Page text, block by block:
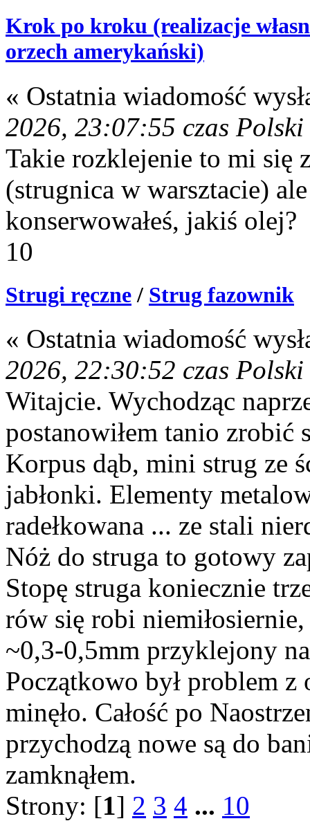
Krok po kroku (realizacje
orzech amerykański)
« Ostatnia wiadomość
2026, 23:07:55 czas Polski
Takie rozklejenie to mi się
(strugnica w warsztacie)
konserwowałeś, jakiś olej?
10
Strugi ręczne / Strug fazownik
« Ostatnia wiadomość
2026, 22:30:52 czas Polski
Witajcie. Wychodząc
postanowiłem tanio zrobić
Korpus dąb, mini strug ze
jabłonki. Elementy
radełkowana ... ze stali
Nóż do struga to gotowy
Stopę struga koniecznie
rów się robi
~0,3-0,5mm przyklejony
Początkowo był problem
minęło. Całość po
przychodzą nowe są do
zamknąłem.
Strony: [1] 2 3 4 ... 10